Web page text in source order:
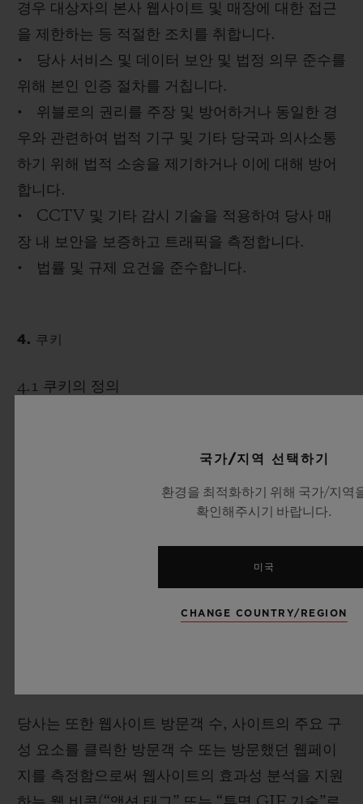
경우 대상자의 본사 웹사이트 및 매장에 대한 접근
을 제한하는 등 적절한 조치를 취합니다.
• 당사 서비스 및 데이터 보안 및 법정 의무 준수를
위해 본인 인증 절차를 거칩니다.
• 위블로의 권리를 주장 및 방어하거나 동일한 경
우와 관련하여 법적 기구 및 기타 당국과 의사소통
하기 위해 법적 소송을 제기하거나 이에 대해 방어
합니다.
• CCTV 및 기타 감시 기술을 적용하여 당사 매
장 내 보안을 보증하고 트래픽을 측정합니다.
• 법률 및 규제 요건을 준수합니다.
4. 쿠키
4.1 쿠키의 정의
를 인식하고 귀하의 방문에 대한 정보(예: 설정 언
어, 글꼴 크기 및 기타 설정)를 기억할 수 있습니다.
대부분의 웹 브라우저는 쿠키를 허용하도록 설정되
어 있습니다. 그렇지만 4.3 조항에서 언급되어 있는
것처럼 귀하는 귀하의 브라우저에서 모든 쿠키를
설정 할 수 있습니다. 그러나 쿠키를 허용하지 않을
당사는 또한 웹사이트 방문객 수, 사이트의 주요 구
성 요소를 클릭한 방문객 수 또는 방문했던 웹페이
지를 측정함으로써 웹사이트의 효과성 분석을 지원
국가/지역 선택하기
환경을 최적화하기 위해 국가/지역
확인해주시기 바랍니다.
미국
CHANGE COUNTRY/REGION